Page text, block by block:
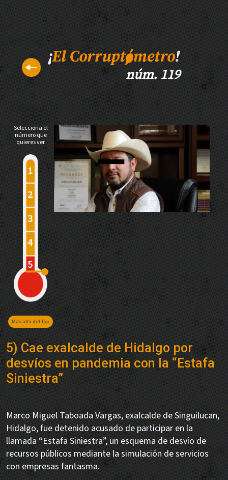
núm. 119
Selecciona el
número que
quieres ver
Más allá del Top
5) Cae exalcalde de Hidalgo por
desvíos en pandemia con la “Estafa
Siniestra”
Marco Miguel Taboada Vargas, exalcalde de Singuilucan,
Hidalgo, fue detenido acusado de participar en la
llamada “Estafa Siniestra”, un esquema de desvío de
recursos públicos mediante la simulación de servicios
con empresas fantasma.